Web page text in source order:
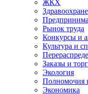
ЖКХ
Рынок труда
Конкурсы и
Культура и
Заказы и
Экология
Полномочия
Экономика